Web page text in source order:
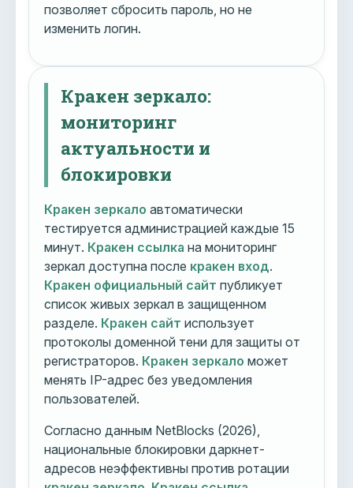
позволяет сбросить пароль, но не
изменить логин.
Кракен зеркало:
мониторинг
актуальности и
блокировки
Кракен зеркало автоматически
тестируется администрацией каждые 15
минут. Кракен ссылка на мониторинг
зеркал доступна после кракен вход.
Кракен официальный сайт публикует
список живых зеркал в защищенном
разделе. Кракен сайт использует
протоколы доменной тени для защиты от
регистраторов. Кракен зеркало может
менять IP-адрес без уведомления
пользователей.
Согласно данным NetBlocks (2026),
национальные блокировки даркнет-
адресов неэффективны против ротации